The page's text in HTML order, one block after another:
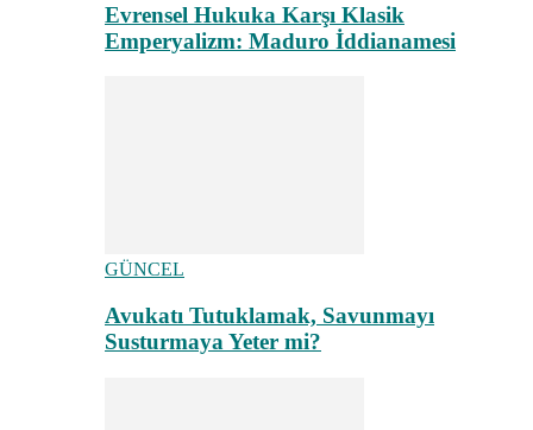
Evrensel Hukuka Karşı Klasik
Emperyalizm: Maduro İddianamesi
GÜNCEL
Avukatı Tutuklamak, Savunmayı
Susturmaya Yeter mi?